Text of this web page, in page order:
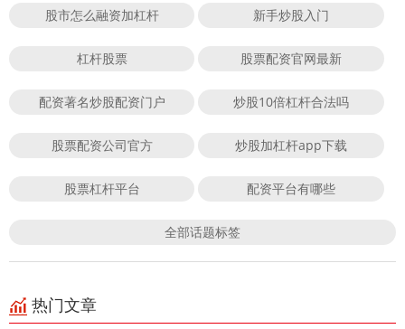
股市怎么融资加杠杆 新手炒股入门
杠杆股票 股票配资官网最新
配资著名炒股配资门户 炒股10倍杠杆合法吗
股票配资公司官方 炒股加杠杆app下载
股票杠杆平台 配资平台有哪些
全部话题标签
热门文章